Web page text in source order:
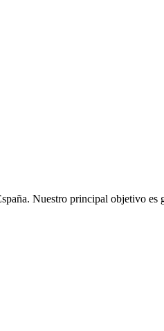
Nuestro principal objetivo es